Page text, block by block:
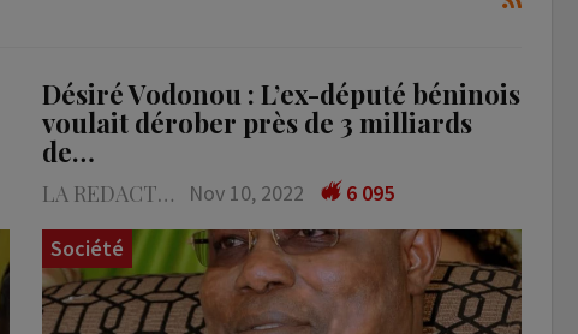
Désiré Vodonou : L’ex-député béninois
voulait dérober près de 3 milliards
de…
LA REDACTION Nov 10, 2022
6 095
Société